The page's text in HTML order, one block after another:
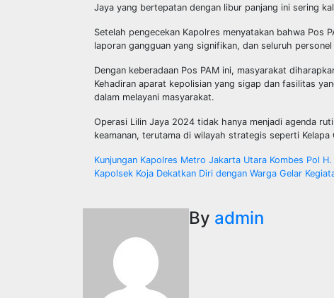
Jaya yang bertepatan dengan libur panjang ini sering
Setelah pengecekan Kapolres menyatakan bahwa Pos
laporan gangguan yang signifikan, dan seluruh
Dengan keberadaan Pos PAM ini, masyarakat
Kehadiran aparat kepolisian yang sigap dan fasilitas
dalam melayani masyarakat.
Operasi Lilin Jaya 2024 tidak hanya menjadi agenda
keamanan, terutama di wilayah strategis seperti Kelapa
Post
Kunjungan Kapolres Metro Jakarta Utara Kombes Pol
Kapolsek Koja Dekatkan Diri dengan Warga Gelar
By admin